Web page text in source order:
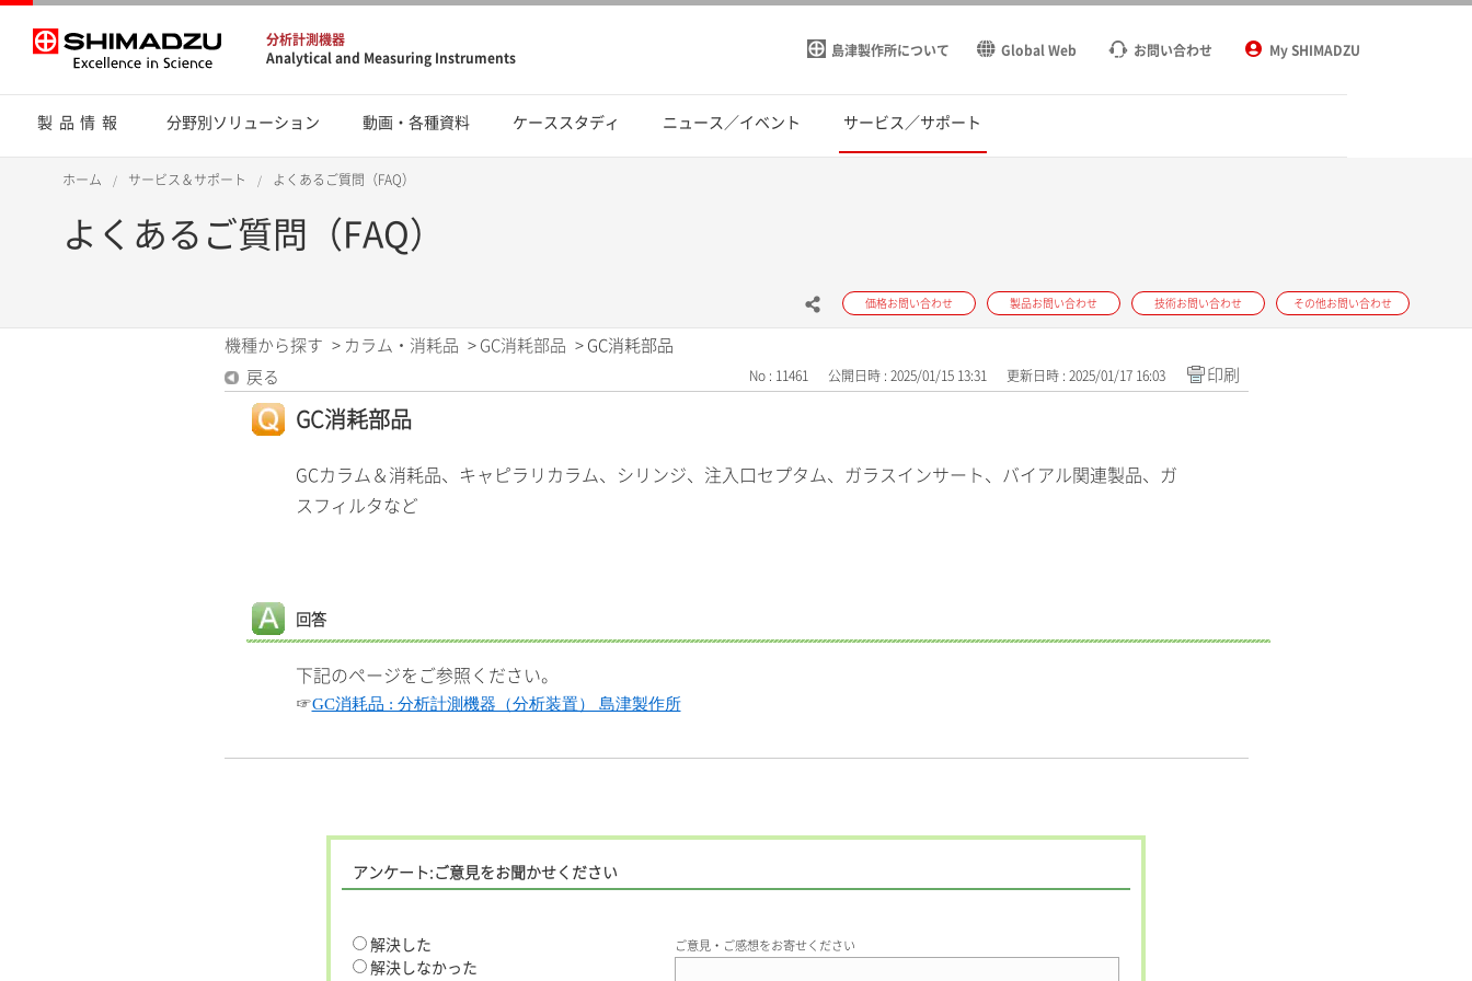
分析計測機器
Analytical and Measuring Instruments
島津製作所について Global Web お問い合わせ My SHIMADZU
製品情報 分野別ソリューション 動画・各種資料 ケーススタディ ニュース／イベント サービス／サポート
ホーム サービス＆サポート よくあるご質問（FAQ）
よくあるご質問（FAQ）
価格お問い合わせ 製品お問い合わせ 技術お問い合わせ その他お問い合わせ
機種から探す > カラム・消耗品 > GC消耗部品 > GC消耗部品
戻る
No : 11461 公開日時 : 2025/01/15 13:31 更新日時 : 2025/01/17 16:03 印刷
GC消耗部品
GCカラム＆消耗品、キャピラリカラム、シリンジ、注入口セプタム、ガラスインサート、バイアル関連製品、ガ
スフィルタなど
回答
下記のページをご参照ください。
☞GC消耗品 : 分析計測機器（分析装置） 島津製作所
アンケート:ご意見をお聞かせください
解決した
解決しなかった
ご意見・ご感想をお寄せください